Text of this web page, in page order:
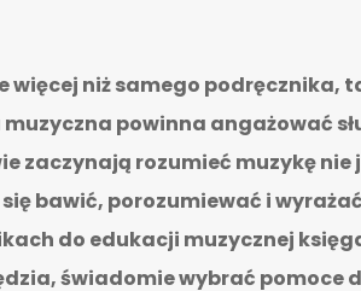
więcej niż samego podręcznika,
powinna angażować
zaczynają rozumieć muzykę nie
bawić, porozumiewać i
do edukacji muzycznej
świadomie wybrać pomoce